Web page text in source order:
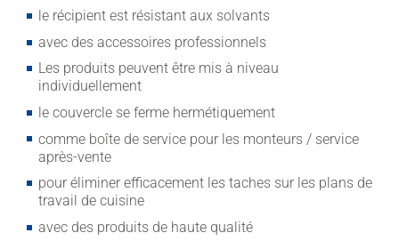
le récipient est résistant aux solvants
avec des accessoires professionnels
Les produits peuvent être mis à niveau
individuellement
le couvercle se ferme hermétiquement
comme boîte de service pour les monteurs / service
après-vente
pour éliminer efficacement les taches sur les plans de
travail de cuisine
avec des produits de haute qualité